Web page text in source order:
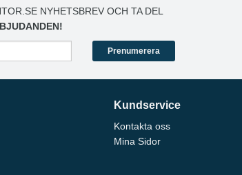
NYHETSBREV OCH TA DEL
Prenumerera
Kundservice
Kontakta oss
Mina Sidor